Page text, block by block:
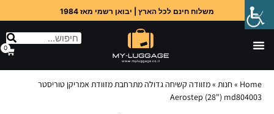
משלוח חינם לכל הארץ | יבואן רשמי מאז 1984
0
Home
» חנות »מזוודה קשיחה גדולה מתרחבת מזוודת אמריקן טוריסטר
Aerostep (28") md804003